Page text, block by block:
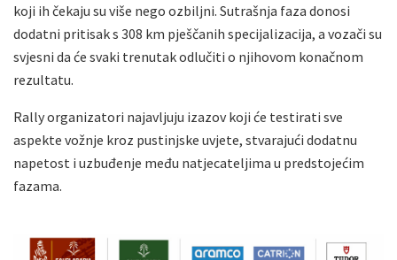
koji ih čekaju su više nego ozbiljni. Sutrašnja faza donosi
dodatni pritisak s 308 km pješčanih specijalizacija, a vozači su
svjesni da će svaki trenutak odlučiti o njihovom konačnom
rezultatu.
Rally organizatori najavljuju izazov koji će testirati sve
aspekte vožnje kroz pustinjske uvjete, stvarajući dodatnu
napetost i uzbuđenje među natjecateljima u predstojećim
fazama.